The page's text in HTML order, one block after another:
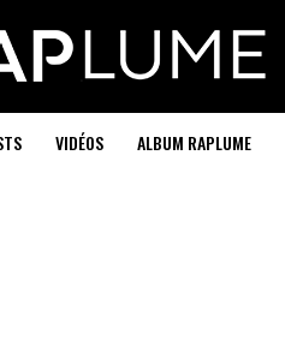
VIDÉOS ALBUM RAPLUME